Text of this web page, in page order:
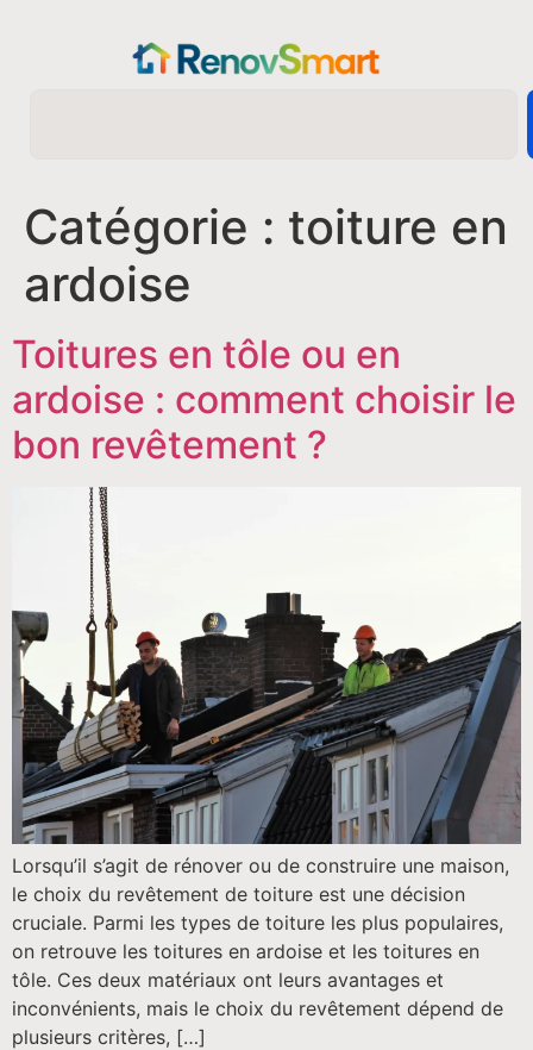
Catégorie : toiture en
ardoise
Toitures en tôle ou en
ardoise : comment choisir le
bon revêtement ?
Lorsqu’il s’agit de rénover ou de construire une maison,
le choix du revêtement de toiture est une décision
cruciale. Parmi les types de toiture les plus populaires,
on retrouve les toitures en ardoise et les toitures en
tôle. Ces deux matériaux ont leurs avantages et
inconvénients, mais le choix du revêtement dépend de
plusieurs critères, […]